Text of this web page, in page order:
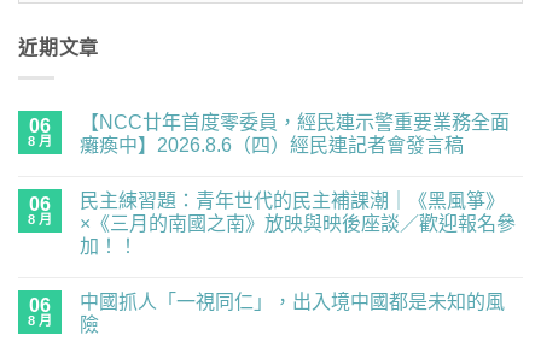
近期文章
06
8 月
【NCC廿年首度零委員，經民連示警重要業務全面
癱瘓中】2026.8.6（四）經民連記者會發言稿
廿
首
度
員，
經
民
留
言
06
8 月
民主練習題：青年世代的民主補課潮｜《黑風箏》
×《三月的南國之南》放映與映後座談／歡迎報名參
加！！
主
練
習
留
言
06
8 月
中國抓人「一視同仁」，出入境中國都是未知的風
險